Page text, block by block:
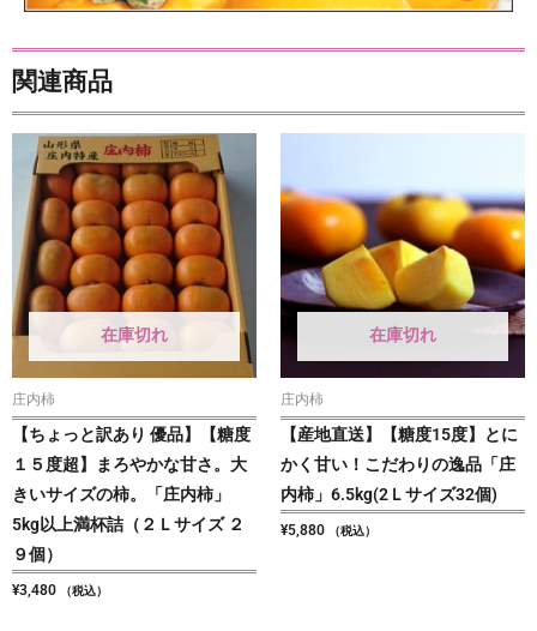
関連商品
在庫切れ
庄内柿
【ちょっと訳あり 優品】【糖度
１５度超】まろやかな甘さ。大
きいサイズの柿。「庄内柿」
5kg以上満杯詰（２Ｌサイズ ２
９個）
¥3,480 （税込）
在庫切れ
庄内柿
【産地直送】【糖度15度】とに
かく甘い！こだわりの逸品「庄
内柿」6.5kg(2Ｌサイズ32個)
¥5,880 （税込）